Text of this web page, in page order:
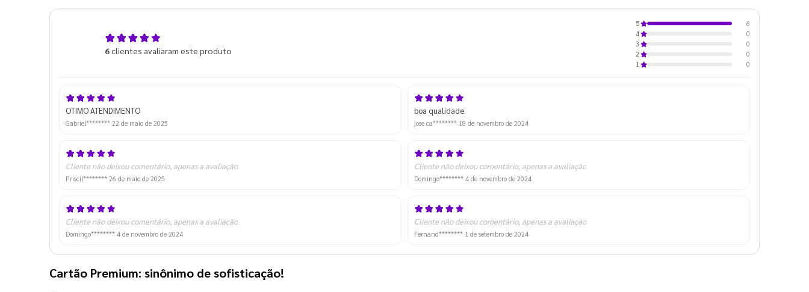
6clientes avaliaram este produto
5
6
4
0
3
0
2
0
1
0
OTIMO ATENDIMENTO
Gabriel******** 22 de maio de 2025
boa qualidade.
jose ca******** 18 de novembro de 2024
Cliente não deixou comentário, apenas a avaliação
Priscil******** 26 de maio de 2025
Cliente não deixou comentário, apenas a avaliação
Domingo******** 4 de novembro de 2024
Cliente não deixou comentário, apenas a avaliação
Domingo******** 4 de novembro de 2024
Cliente não deixou comentário, apenas a avaliação
Fernand******** 1 de setembro de 2024
Cartão Premium: sinônimo de sofisticação!